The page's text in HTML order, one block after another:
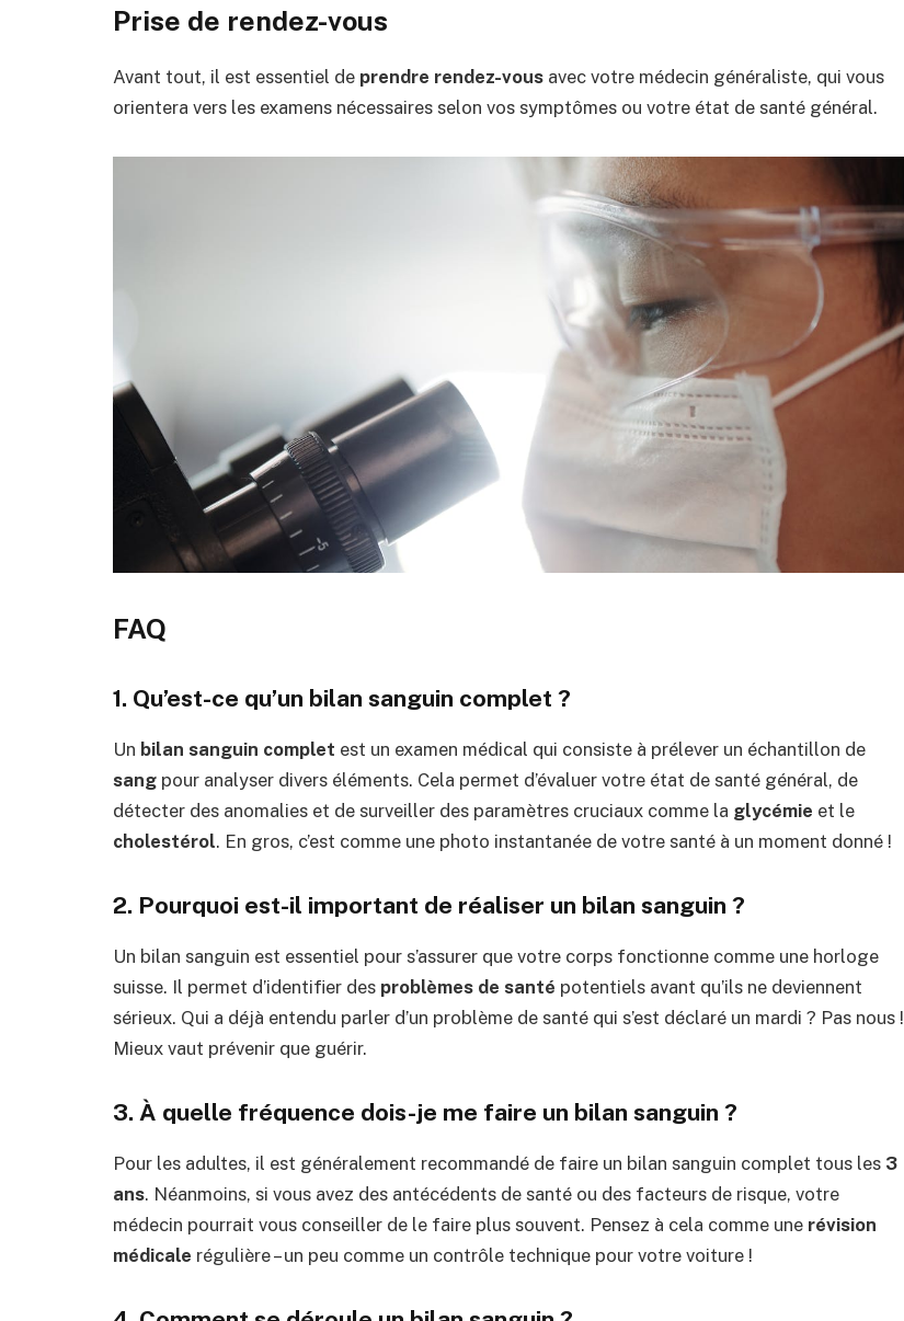
Prise de rendez-vous
Avant tout, il est essentiel de prendre rendez-vous avec votre médecin généraliste, qui vous
orientera vers les examens nécessaires selon vos symptômes ou votre état de santé général.
FAQ
1. Qu’est-ce qu’un bilan sanguin complet ?
Un bilan sanguin complet est un examen médical qui consiste à prélever un échantillon de
sang pour analyser divers éléments. Cela permet d’évaluer votre état de santé général, de
détecter des anomalies et de surveiller des paramètres cruciaux comme la glycémie et le
cholestérol. En gros, c’est comme une photo instantanée de votre santé à un moment donné !
2. Pourquoi est-il important de réaliser un bilan sanguin ?
Un bilan sanguin est essentiel pour s’assurer que votre corps fonctionne comme une horloge
suisse. Il permet d’identifier des problèmes de santé potentiels avant qu’ils ne deviennent
sérieux. Qui a déjà entendu parler d’un problème de santé qui s’est déclaré un mardi ? Pas nous !
Mieux vaut prévenir que guérir.
3. À quelle fréquence dois-je me faire un bilan sanguin ?
Pour les adultes, il est généralement recommandé de faire un bilan sanguin complet tous les 3
ans. Néanmoins, si vous avez des antécédents de santé ou des facteurs de risque, votre
médecin pourrait vous conseiller de le faire plus souvent. Pensez à cela comme une révision
médicale régulière – un peu comme un contrôle technique pour votre voiture !